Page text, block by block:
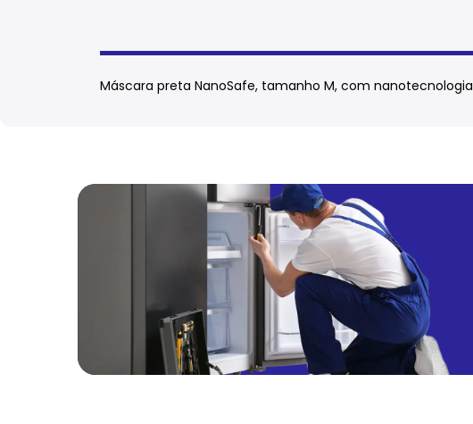
Máscara preta NanoSafe, tamanho M, com